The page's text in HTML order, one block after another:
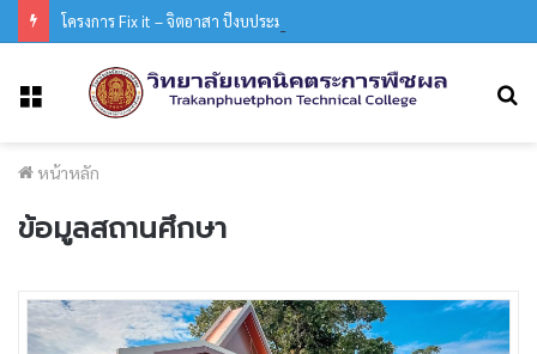
โครงการ Fix it – จิตอาสา ปีงบประมาณ พ.ศ. 2569
หน้าหลัก
ข้อมูลสถานศึกษา